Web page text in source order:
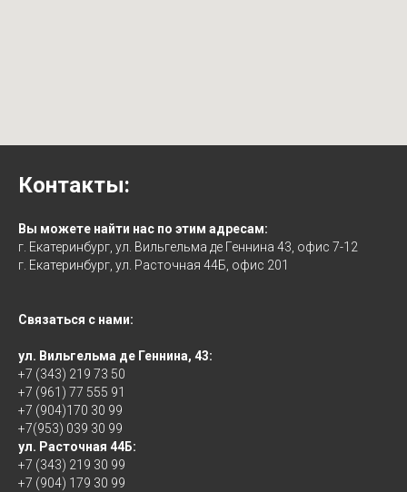
Контакты:
Вы можете найти нас по этим адресам:
г. Екатеринбург, ул. Вильгельма де Геннина 43, офис 7-12
г. Екатеринбург, ул. Расточная 44Б, офис 201
Связаться с нами:
ул. Вильгельма де Геннина, 43:
+7 (343) 219 73 50
+7 (961) 77 555 91
+7 (904)170 30 99
+7(953) 039 30 99
ул. Расточная 44Б:
+7 (343) 219 30 99
+7 (904) 179 30 99